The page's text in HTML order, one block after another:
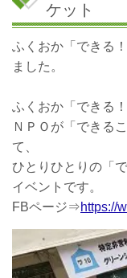
ケット
ふくおか「できる
ました。
ふくおか「できる
ＮＰＯが「できる
て、
ひとりひとりの「
イベントです。
FBページ⇒https://